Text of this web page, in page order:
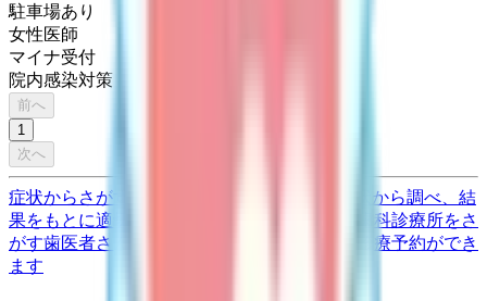
駐車場あり
女性医師
マイナ受付
院内感染対策
前へ
1
次へ
症状からさがす (症状チェッカー)
気になる症状から調べ、結
果をもとに適切な病院・診療所を提案します
歯科診療所をさ
がす歯医者さんの対面診療予約・オンライン診療予約ができ
ます